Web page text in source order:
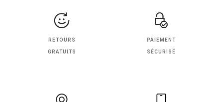
RETOURS
GRATUITS
PAIEMENT
SÉCURISÉ